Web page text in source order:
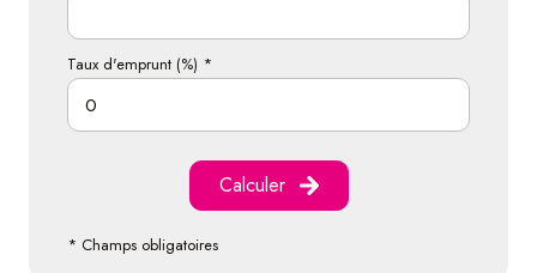
Taux d'emprunt (%) *
Calculer
* Champs obligatoires